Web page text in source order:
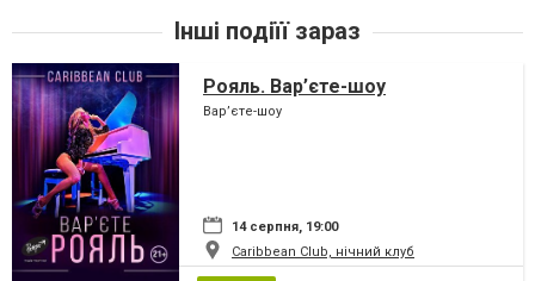
Інші подіїї зараз
Рояль. Вар’єте-шоу
Вар’єте-шоу
14 серпня, 19:00
Caribbean Club, нічний клуб